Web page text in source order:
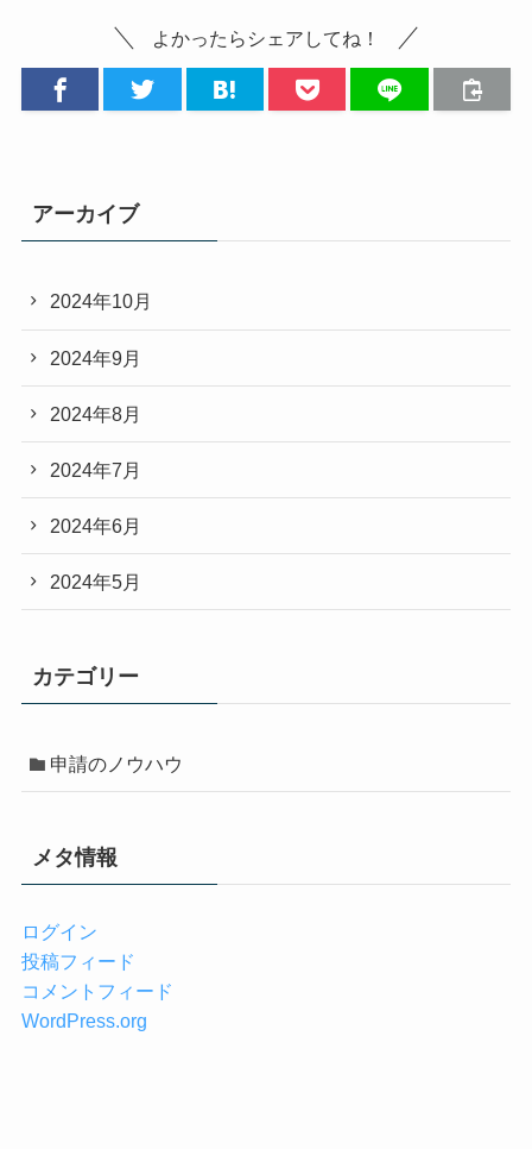
よかったらシェアしてね！
アーカイブ
2024年10月
2024年9月
2024年8月
2024年7月
2024年6月
2024年5月
カテゴリー
申請のノウハウ
メタ情報
ログイン
投稿フィード
コメントフィード
WordPress.org